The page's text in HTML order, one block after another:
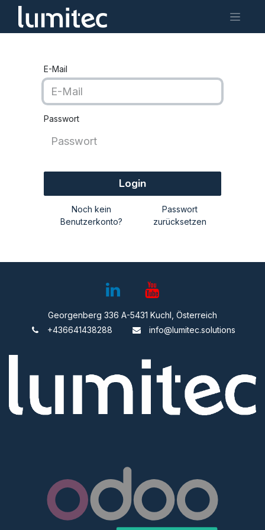
E-Mail
Passwort
Login
Noch kein
Benutzerkonto?
Passwort
zurücksetzen
Georgenberg 336 A-5431 Kuchl, Österreich
+436641438288
info@lumitec.solutions